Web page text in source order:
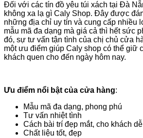
Đối với các tín đồ yêu túi xách tại Đà
không xa lạ gì Caly Shop. Đây được
những địa chỉ uy tín và cung cấp nhiều
mẫu mã đa dạng mà giá cả thì hết sức
đó, sự tư vấn tận tình của chị chủ cửa
một ưu điểm giúp Caly shop có thể giữ
khách quen cho đến ngày hôm nay.
Ưu điểm nổi bật của cửa hàng:
Mẫu mã đa dạng, phong phú
Tư vấn nhiệt tình
Cách bài trí đẹp mắt, cho khách
Chất liệu tốt, đẹp